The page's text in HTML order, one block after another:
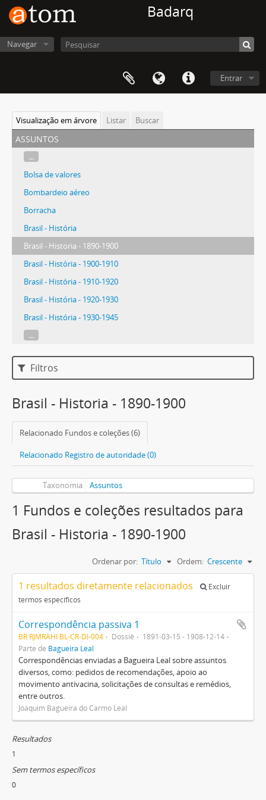
Badarq
Navegar
Entrar
Visualização em árvore Listar Buscar
assuntos
...
Bolsa de valores
Bombardeio aéreo
Borracha
Brasil - História
Brasil - Historia - 1890-1900
Brasil - História - 1900-1910
Brasil - História - 1910-1920
Brasil - História - 1920-1930
Brasil - História - 1930-1945
...
Filtros
Brasil - Historia - 1890-1900
Relacionado Fundos e coleções (6)
Relacionado Registro de autoridade (0)
Taxonomia Assuntos
1 Fundos e coleções resultados para
Brasil - Historia - 1890-1900
Ordenar por: Título Ordem: Crescente
1 resultados diretamente relacionados
Excluir
termos específicos
Correspondência passiva 1
BR RJMRAHI BL-CR-DI-004 Dossiê
1891-03-15 - 1908-12-14
Parte de Bagueira Leal
Correspondências enviadas a Bagueira Leal sobre assuntos
diversos, como: pedidos de recomendações, apoio ao
movimento antivacina, solicitações de consultas e remédios,
entre outros.
Joaquim Bagueira do Carmo Leal
Resultados
1
Sem termos específicos
0